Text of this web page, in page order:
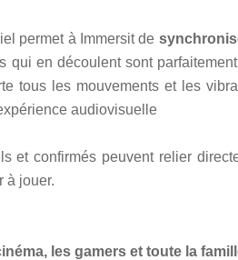
permet à Immersit de
qui en découlent sont
tous les mouvements et les
audiovisuelle
et confirmés peuvent relier
à jouer.
les gamers et toute la